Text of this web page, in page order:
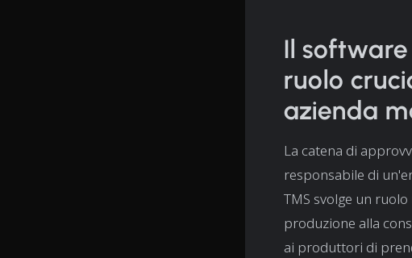
Il
ruolo
azienda
La catena di
responsabile di
TMS svolge un
produzione alla
ai produttori di